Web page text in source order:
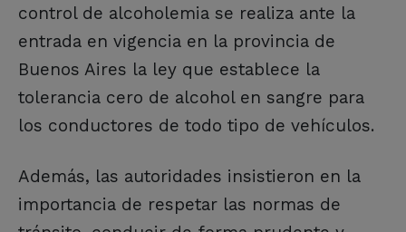
control de alcoholemia se realiza ante la
entrada en vigencia en la provincia de
Buenos Aires la ley que establece la
tolerancia cero de alcohol en sangre para
los conductores de todo tipo de vehículos.
Además, las autoridades insistieron en la
importancia de respetar las normas de